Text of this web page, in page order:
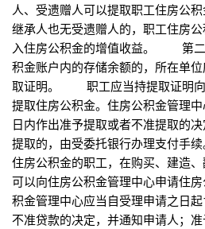
人、受遗赠人可以提取职工住房公
继承人也无受遗赠人的，职工住房
入住房公积金的增值收益。 第
积金账户内的存储余额的，所在单
取证明。 职工应当持提取证明向
提取住房公积金。住房公积金管理
日内作出准予提取或者不准提取的
提取的，由受委托银行办理支付
住房公积金的职工，在购买、建造、
可以向住房公积金管理中心申请
积金管理中心应当自受理申请之日
不准贷款的决定，并通知申请人；